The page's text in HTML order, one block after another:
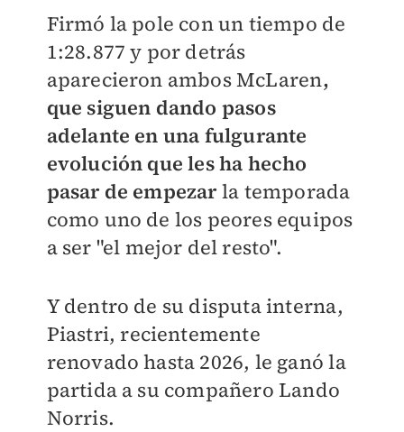
Firmó la pole con un tiempo de
1:28.877 y por detrás
aparecieron ambos McLaren,
que siguen dando pasos
adelante en una fulgurante
evolución que les ha hecho
pasar de empezarla temporada
como uno de los peores equipos
a ser "el mejor del resto".
Y dentro de su disputa interna,
Piastri, recientemente
renovado hasta 2026, le ganó la
partida a su compañero Lando
Norris.